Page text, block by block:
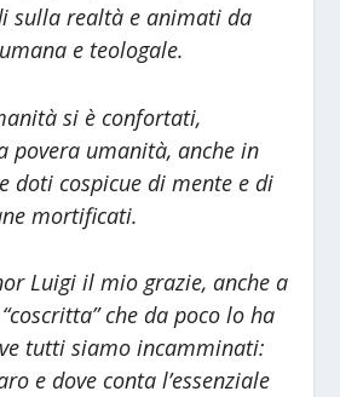
sulla realtà e animati da
e teologale.
si è confortati,
povera umanità, anche in
doti cospicue di mente e di
mortificati.
Luigi il mio grazie, anche a
che da poco lo ha
tutti siamo incamminati:
e dove conta l’essenziale